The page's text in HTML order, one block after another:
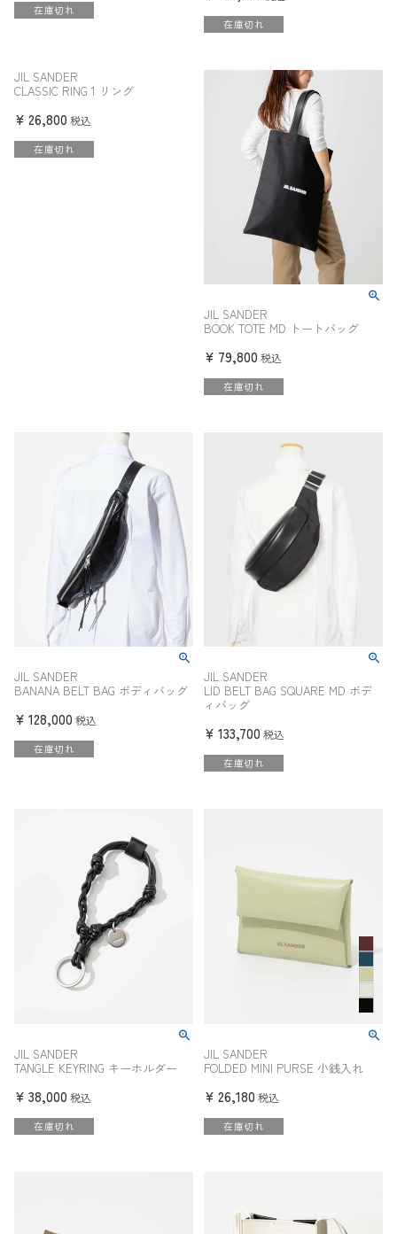
在庫切れ
在庫切れ
JIL SANDER
CLASSIC RING 1 リング
¥ 26,800 税込
在庫切れ
JIL SANDER
BOOK TOTE MD トートバッグ
¥ 79,800 税込
在庫切れ
JIL SANDER
BANANA BELT BAG ボディバッグ
¥ 128,000 税込
在庫切れ
JIL SANDER
LID BELT BAG SQUARE MD ボデ
ィバッグ
¥ 133,700 税込
在庫切れ
JIL SANDER
TANGLE KEYRING キーホルダー
¥ 38,000 税込
在庫切れ
JIL SANDER
FOLDED MINI PURSE 小銭入れ
¥ 26,180 税込
在庫切れ